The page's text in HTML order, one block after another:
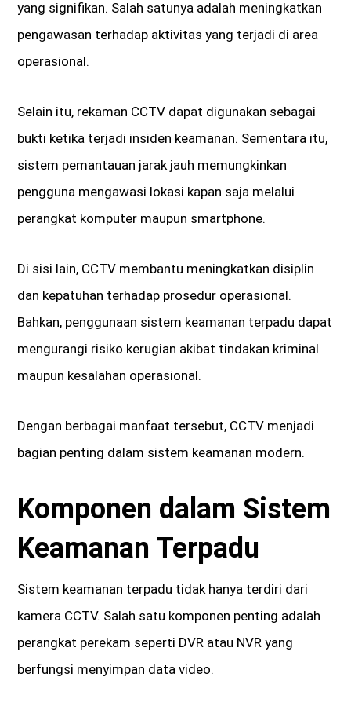
yang signifikan. Salah satunya adalah meningkatkan
pengawasan terhadap aktivitas yang terjadi di area
operasional.
Selain itu, rekaman CCTV dapat digunakan sebagai
bukti ketika terjadi insiden keamanan. Sementara itu,
sistem pemantauan jarak jauh memungkinkan
pengguna mengawasi lokasi kapan saja melalui
perangkat komputer maupun smartphone.
Di sisi lain, CCTV membantu meningkatkan disiplin
dan kepatuhan terhadap prosedur operasional.
Bahkan, penggunaan sistem keamanan terpadu dapat
mengurangi risiko kerugian akibat tindakan kriminal
maupun kesalahan operasional.
Dengan berbagai manfaat tersebut, CCTV menjadi
bagian penting dalam sistem keamanan modern.
Komponen dalam Sistem
Keamanan Terpadu
Sistem keamanan terpadu tidak hanya terdiri dari
kamera CCTV. Salah satu komponen penting adalah
perangkat perekam seperti DVR atau NVR yang
berfungsi menyimpan data video.